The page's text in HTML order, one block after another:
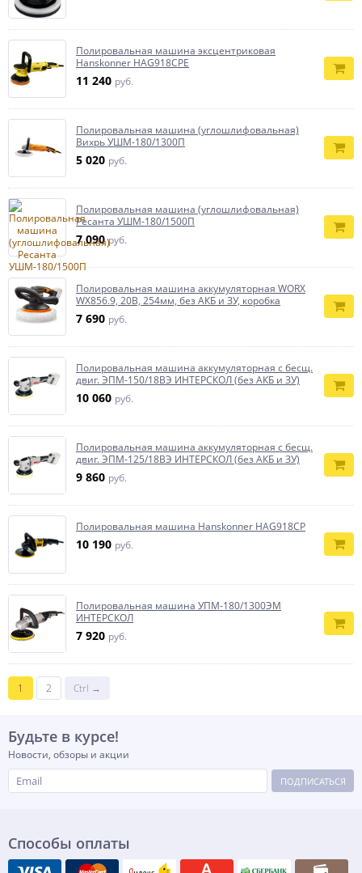
Полировальная машина эксцентриковая
Hanskonner HAG918CPE
11 240 руб.
Полировальная машина (углошлифовальная)
Вихрь УШМ-180/1300П
5 020 руб.
Полировальная машина (углошлифовальная)
Ресанта УШМ-180/1500П
7 090руб.
Полировальная машина аккумуляторная WORX
WX856.9, 20В, 254мм, без АКБ и ЗУ, коробка
7 690 руб.
Полировальная машина аккумуляторная с бесщ.
двиг. ЭПМ-150/18ВЭ ИНТЕРСКОЛ (без АКБ и ЗУ)
10 060 руб.
Полировальная машина аккумуляторная с бесщ.
двиг. ЭПМ-125/18ВЭ ИНТЕРСКОЛ (без АКБ и ЗУ)
9 860 руб.
Полировальная машина Hanskonner HAG918CP
10 190 руб.
Полировальная машина УПМ-180/1300ЭМ
ИНТЕРСКОЛ
7 920 руб.
1 2 Ctrl →
Будьте в курсе!
Новости, обзоры и акции
ПОДПИСАТЬСЯ
Способы оплаты